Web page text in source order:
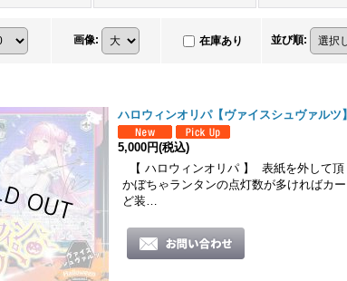
画像: 在庫あり 並び順:
ハロウィンオリパ【ヴァイスシュヴァルツ】
5,000円(税込)
【 ハロウィンオリパ 】 表紙を外して頂
かぼちゃランタンの点灯数が多ければカ
ど装…